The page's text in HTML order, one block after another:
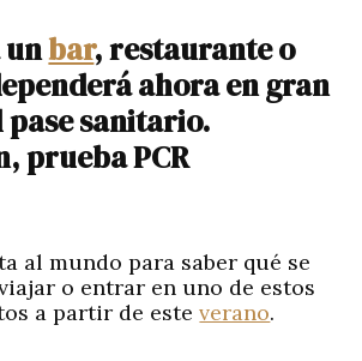
unbar, restaurante o
ahora en gran
sanitario.
prueba PCR
al mundo para saber qué se
o entrar en uno de estos
a partir de esteverano.